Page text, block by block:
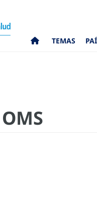
TEMAS